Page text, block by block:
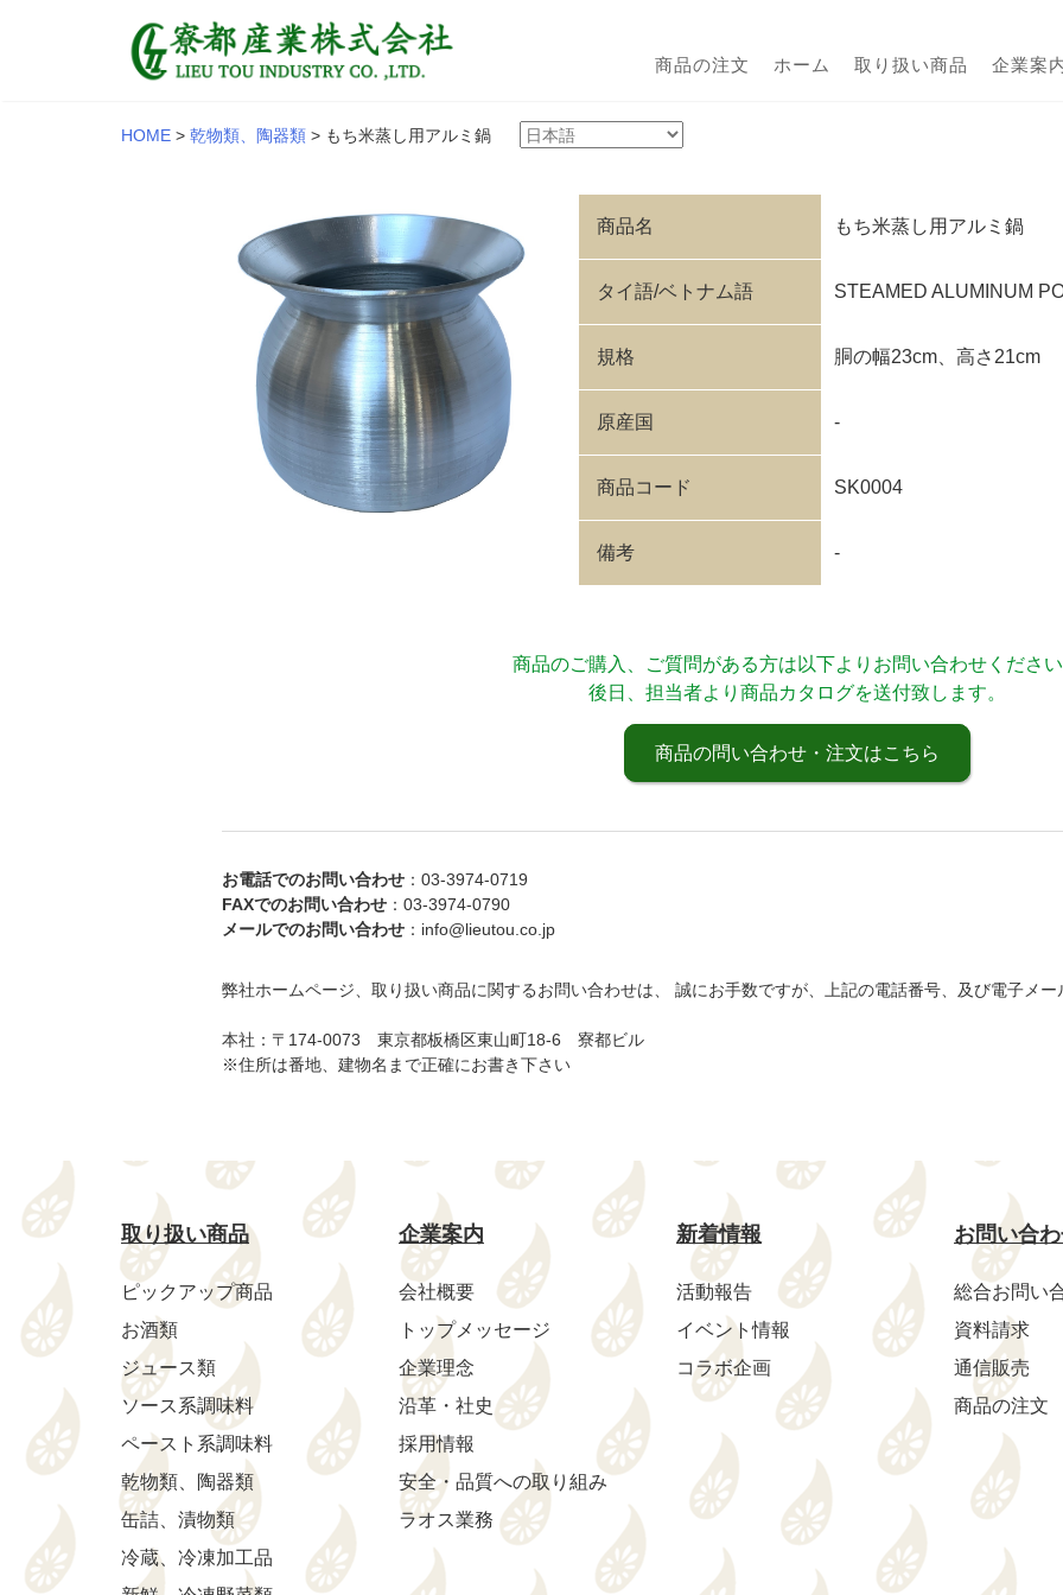
商品の注文 ホーム 取り扱い商品 企業案
HOME > 乾物類、陶器類 > もち米蒸し用アルミ鍋
商品名 もち米蒸し用アルミ鍋
タイ語/ベトナム語 STEAMED ALUMINUM
規格 胴の幅23cm、高さ21cm
原産国 -
商品コード SK0004
備考 -
商品のご購入、ご質問がある方は以下よりお問い合わせください
後日、担当者より商品カタログを送付致します。
商品の問い合わせ・注文はこちら
お電話でのお問い合わせ ：03-3974-0719
FAXでのお問い合わせ ：03-3974-0790
メールでのお問い合わせ ：info@lieutou.co.jp
弊社ホームページ、取り扱い商品に関するお問い合わせは、 誠にお手数ですが、上記の電話番号、及び電子メー
本社：〒174-0073 東京都板橋区東山町18-6 寮都ビル
※住所は番地、建物名まで正確にお書き下さい
取り扱い商品
ピックアップ商品
お酒類
ジュース類
ソース系調味料
ペースト系調味料
乾物類、陶器類
缶詰、漬物類
冷蔵、冷凍加工品
企業案内
会社概要
トップメッセージ
企業理念
沿革・社史
採用情報
安全・品質への取り組み
ラオス業務
新着情報
活動報告
イベント情報
コラボ企画
お問い合
総合お問い
資料請求
通信販売
商品の注文